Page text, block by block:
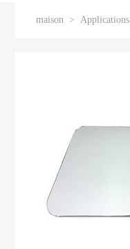
maison > Applications